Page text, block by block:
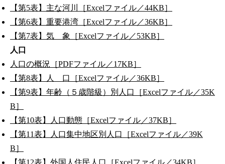
【第5表】主な河川［Excelファイル／44KB］
【第6表】重要港湾［Excelファイル／36KB］
【第7表】気 象［Excelファイル／53KB］
人口
人口の概況［PDFファイル／17KB］
【第8表】人 口［Excelファイル／36KB］
【第9表】年齢（５歳階級）別人口［Excelファイル／35K
B］
【第10表】人口動態［Excelファイル／37KB］
【第11表】人口集中地区別人口［Excelファイル／39K
B］